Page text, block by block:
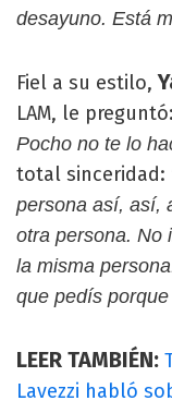
desayuno. Está
Fiel a su estilo,
LAM, le preguntó:
Pocho no te lo
total sinceridad:
persona así, así,
otra persona. No
la misma
que pedís
LEER TAMBIÉN:
Lavezzi habló